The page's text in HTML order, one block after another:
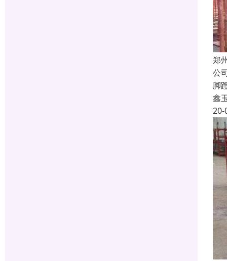
郑
公
脚
鑫
20-